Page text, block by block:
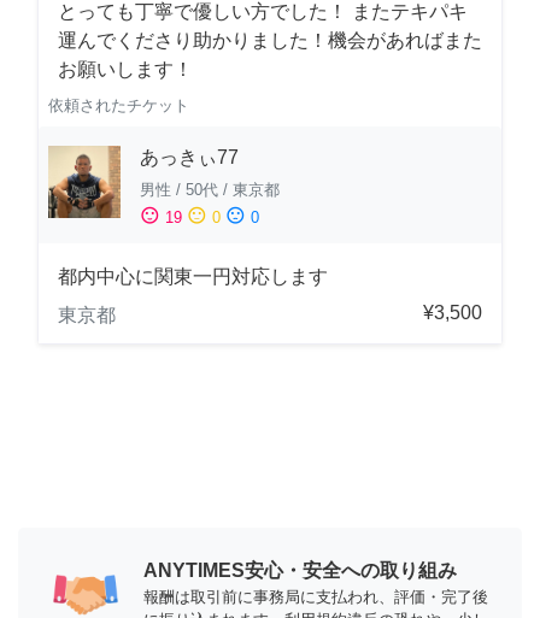
とっても丁寧で優しい方でした！ またテキパキ
運んでくださり助かりました！機会があればまた
お願いします！
依頼されたチケット
あっきぃ77
男性 / 50代 / 東京都
sentiment_satisfied 19 sentiment_neutral 0 sentiment_dissatisfied 0
都内中心に関東一円対応します
東京都
¥3,500
ANYTIMES安心・安全への取り組み
報酬は取引前に事務局に支払われ、評価・完了後